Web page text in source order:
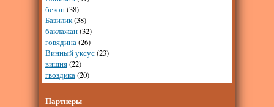
бекон(38)
Базилик(38)
баклажан(32)
говядина (26)
Винный уксус(23)
вишня(22)
гвоздика (20)
Партнеры